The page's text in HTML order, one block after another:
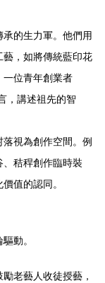
承的生力軍。他們用
，如將傳統藍印花
一位青年創業者
，講述祖先的智
落視為創作空間。例
、秸稈創作臨時裝
值的認同。
動。
老藝人收徒授藝，